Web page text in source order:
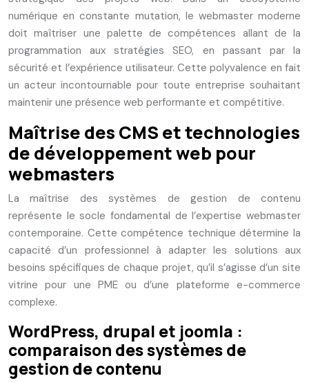
numérique en constante mutation, le webmaster moderne
doit maîtriser une palette de compétences allant de la
programmation aux stratégies SEO, en passant par la
sécurité et l’expérience utilisateur. Cette polyvalence en fait
un acteur incontournable pour toute entreprise souhaitant
maintenir une présence web performante et compétitive.
Maîtrise des CMS et technologies
de développement web pour
webmasters
La maîtrise des systèmes de gestion de contenu
représente le socle fondamental de l’expertise webmaster
contemporaine. Cette compétence technique détermine la
capacité d’un professionnel à adapter les solutions aux
besoins spécifiques de chaque projet, qu’il s’agisse d’un site
vitrine pour une PME ou d’une plateforme e-commerce
complexe.
WordPress, drupal et joomla :
comparaison des systèmes de
gestion de contenu